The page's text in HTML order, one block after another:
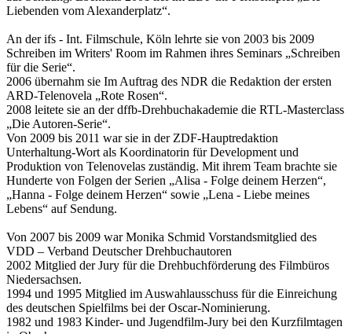
Liebenden vom Alexanderplatz“.
An der ifs - Int. Filmschule, Köln lehrte sie von 2003 bis 2009
Schreiben im Writers' Room im Rahmen ihres Seminars „Schreiben
für die Serie“.
2006 übernahm sie Im Auftrag des NDR die Redaktion der ersten
ARD-Telenovela „Rote Rosen“.
2008 leitete sie an der dffb-Drehbuchakademie die RTL-Masterclass
„Die Autoren-Serie“.
Von 2009 bis 2011 war sie in der ZDF-Hauptredaktion
Unterhaltung-Wort als Koordinatorin für Development und
Produktion von Telenovelas zuständig. Mit ihrem Team brachte sie
Hunderte von Folgen der Serien „Alisa - Folge deinem Herzen“,
„Hanna - Folge deinem Herzen“ sowie „Lena - Liebe meines
Lebens“ auf Sendung.
Von 2007 bis 2009 war Monika Schmid Vorstandsmitglied des
VDD – Verband Deutscher Drehbuchautoren
2002 Mitglied der Jury für die Drehbuchförderung des Filmbüros
Niedersachsen.
1994 und 1995 Mitglied im Auswahlausschuss für die Einreichung
des deutschen Spielfilms bei der Oscar-Nominierung.
1982 und 1983 Kinder- und Jugendfilm-Jury bei den Kurzfilmtagen